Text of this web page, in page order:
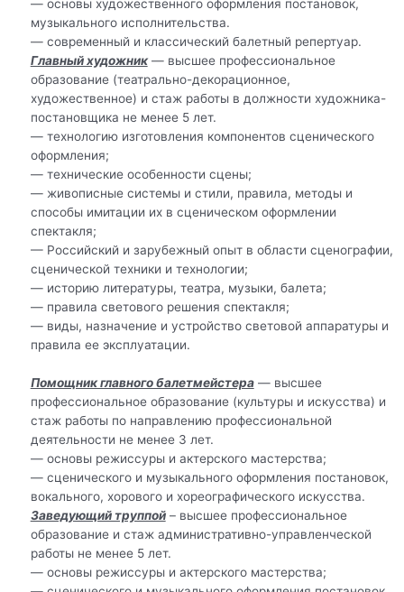
— основы художественного оформления постановок,
музыкального исполнительства.
— современный и классический балетный репертуар.
Главный художник— высшее профессиональное
образование (театрально-декорационное,
художественное) и стаж работы в должности художника-
постановщика не менее 5 лет.
— технологию изготовления компонентов сценического
оформления;
— технические особенности сцены;
— живописные системы и стили, правила, методы и
способы имитации их в сценическом оформлении
спектакля;
— Российский и зарубежный опыт в области сценографии,
сценической техники и технологии;
— историю литературы, театра, музыки, балета;
— правила светового решения спектакля;
— виды, назначение и устройство световой аппаратуры и
правила ее эксплуатации.
Помощник главного балетмейстера— высшее
профессиональное образование (культуры и искусства) и
стаж работы по направлению профессиональной
деятельности не менее 3 лет.
— основы режиссуры и актерского мастерства;
— сценического и музыкального оформления постановок,
вокального, хорового и хореографического искусства.
Заведующий труппой– высшее профессиональное
образование и стаж административно-управленческой
работы не менее 5 лет.
— основы режиссуры и актерского мастерства;